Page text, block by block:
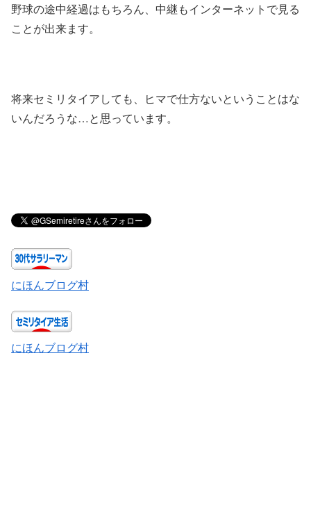
野球の途中経過はもちろん、中継もインターネットで見る
ことが出来ます。
将来セミリタイアしても、ヒマで仕方ないということはな
いんだろうな…と思っています。
にほんブログ村
にほんブログ村